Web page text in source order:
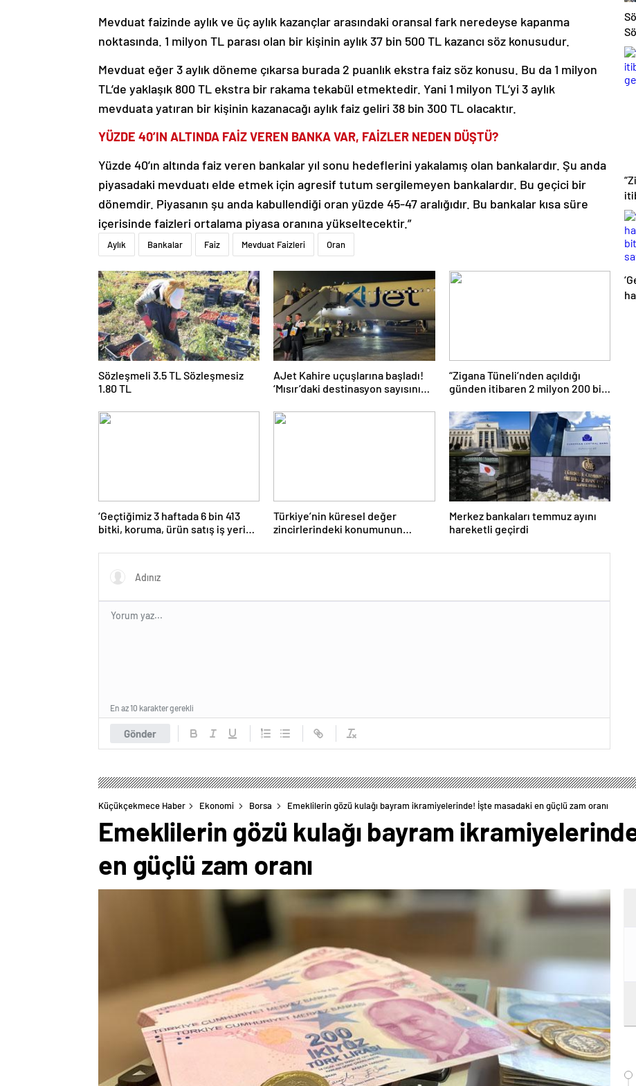
Mevduat faizinde aylık ve üç aylık kazançlar arasındaki oransal fark neredeyse kapanma
noktasında. 1 milyon TL parası olan bir kişinin aylık 37 bin 500 TL kazancı söz konusudur.
Mevduat eğer 3 aylık döneme çıkarsa burada 2 puanlık ekstra faiz söz konusu. Bu da 1 milyon
TL’de yaklaşık 800 TL ekstra bir rakama tekabül etmektedir. Yani 1 milyon TL’yi 3 aylık
mevduata yatıran bir kişinin kazanacağı aylık faiz geliri 38 bin 300 TL olacaktır.
YÜZDE 40’IN ALTINDA FAİZ VEREN BANKA VAR, FAİZLER NEDEN DÜŞTÜ?
Yüzde 40’ın altında faiz veren bankalar yıl sonu hedeflerini yakalamış olan bankalardır. Şu anda
piyasadaki mevduatı elde etmek için agresif tutum sergilemeyen bankalardır. Bu geçici bir
dönemdir. Piyasanın şu anda kabullendiği oran yüzde 45-47 aralığıdır. Bu bankalar kısa süre
içerisinde faizleri ortalama piyasa oranına yükseltecektir.”
Aylık Bankalar Faiz Mevduat Faizleri Oran
Sözleşmeli 3.5 TL Sözleşmesiz
1.80 TL
AJet Kahire uçuşlarına başladı!
‘Mısır’daki destinasyon sayısını
“Zigana Tüneli’nden açıldığı
günden itibaren 2 milyon 200 bin
‘Geçtiğimiz 3 haftada 6 bin 413
bitki, koruma, ürün satış iş yeri
Türkiye’nin küresel değer
zincirlerindeki konumunun
Merkez bankaları temmuz ayını
hareketli geçirdi
Gönder
En az 10 karakter gerekli
Küçükçekmece Haber Ekonomi Borsa Emeklilerin gözü kulağı bayram ikramiyelerinde! İşte masadaki en güçlü zam oranı
Emeklilerin gözü kulağı bayram
en güçlü zam oranı